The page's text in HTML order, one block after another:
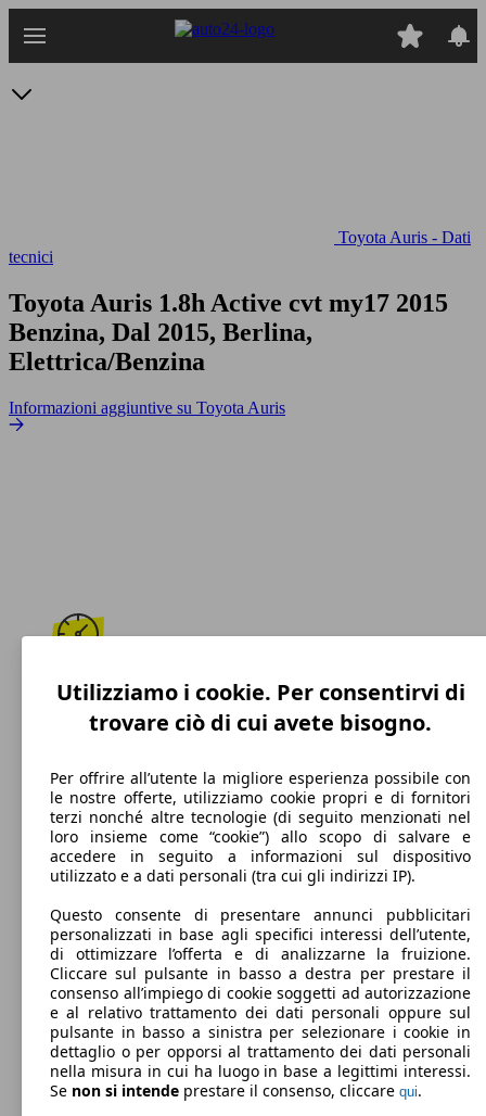
Toyota Auris - Dati
tecnici
Toyota Auris 1.8h Active cvt my17 2015
Benzina, Dal 2015, Berlina,
Elettrica/Benzina
Informazioni aggiuntive su Toyota Auris
180 km/h
Velocità massima
Elettrica/Benzina
Carburante
82 g/km
Emissioni di CO2 (combinato)*
Utilizziamo i cookie. Per consentirvi di
trovare ciò di cui avete bisogno.
Per offrire all’utente la migliore esperienza possibile con
le nostre offerte, utilizziamo cookie propri e di fornitori
terzi nonché altre tecnologie (di seguito menzionati nel
loro insieme come “cookie”) allo scopo di salvare e
accedere in seguito a informazioni sul dispositivo
utilizzato e a dati personali (tra cui gli indirizzi IP).
Questo consente di presentare annunci pubblicitari
personalizzati in base agli specifici interessi dell’utente,
di ottimizzare l’offerta e di analizzarne la fruizione.
Cliccare sul pulsante in basso a destra per prestare il
consenso all’impiego di cookie soggetti ad autorizzazione
e al relativo trattamento dei dati personali oppure sul
pulsante in basso a sinistra per selezionare i cookie in
dettaglio o per opporsi al trattamento dei dati personali
nella misura in cui ha luogo in base a legittimi interessi.
Se non si intende prestare il consenso, cliccare qui.